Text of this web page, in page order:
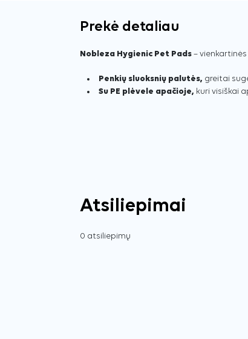
Prekė detaliau
Nobleza Hygienic Pet Pads –
Penkių sluoksnių palutės, greitai
Su PE plėvele apačioje, kuri visiškai
Atsiliepimai
0 atsiliepimų